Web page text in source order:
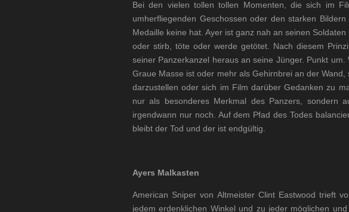
Bei den vielen tollen tollen Momenten, die sich im
umherfliegenden Geschossen oder den starken
Medaille keine hat. Ayer ist ganz nah an seinen
oder stirb, töte oder werde getötet. Nach diesem
seiner Panzerkanzel heraus an seine Jünger. Punkt
Graue Masse ist oder mehr als Gehirnbrei an der
darzustellen oder sich im Film darüber Gedanken zu
nur als besonderes Merkmal des Panzers, sondern
irgendwann nur noch. Auf dem Pfad des Todes
bleibt der Tod und der ist endgültig.
Ayers Malkasten
American Sniper von Altmeister Clint Eastwood trieft
jedem erdenklichen Winkel und zu jeder möglichen